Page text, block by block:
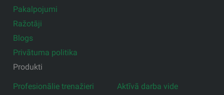
Pakalpojumi
Ražotāji
Blogs
Privātuma politika
Produkti
Profesionālie trenažieri
Aktīvā darba vide